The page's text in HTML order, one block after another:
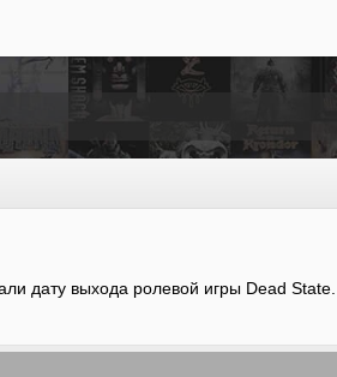
дату выхода ролевой игры Dead State.